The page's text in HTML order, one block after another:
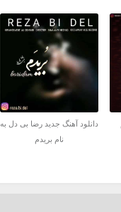
دانلود آهنگ جدید رضا بی دل به
نام بریدم